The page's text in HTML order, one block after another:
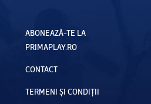
ABONEAZĂ-TE LA
PRIMAPLAY.RO
CONTACT
TERMENI ȘI CONDIȚII